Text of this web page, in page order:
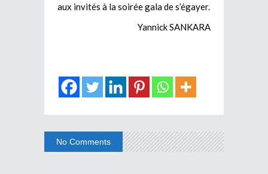
aux invités à la soirée gala de s’égayer.
Yannick SANKARA
No Comments